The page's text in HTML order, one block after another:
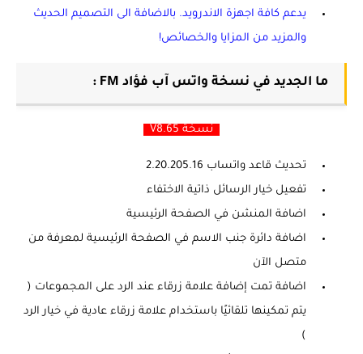
يدعم كافة اجهزة الاندرويد. بالاضافة الى التصميم الحديث
والمزيد من المزايا والخصائص!
ما الجديد في نسخة واتس آب فؤاد FM :
نسخة V8.65
تحديث قاعد واتساب 2.20.205.16
تفعيل خيار الرسائل ذاتية الاختفاء
اضافة المنشن في الصفحة الرئيسية
اضافة دائرة جنب الاسم في الصفحة الرئيسية لمعرفة من
متصل الآن
اضافة تمت إضافة علامة زرقاء عند الرد على المجموعات (
يتم تمكينها تلقائيًا باستخدام علامة زرقاء عادية في خيار الرد
)